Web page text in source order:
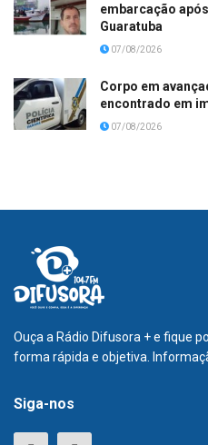
embarcação
Guaratuba
07/08/2026
Corpo em
encontrado em
07/08/2026
Ouça a Rádio Difusora + e fique
forma rápida e objetiva.
Siga-nos